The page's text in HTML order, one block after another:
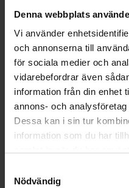
Denna webbplats
Vi använder
och annonserna till
för sociala medier och
vidarebefordrar även
information från din enhet
annons- och
Dessa kan i sin tur
information som du har
Nödvändig
USB-adapter USB-C Male >
DisplayPort Female
kan ansluta en skärm till din